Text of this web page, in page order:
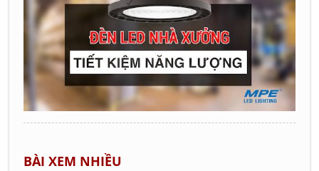
BÀI XEM NHIỀU